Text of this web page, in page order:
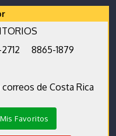
8865-1879
de Costa Rica
Favoritos